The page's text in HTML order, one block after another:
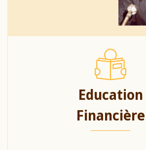
Education
Financière